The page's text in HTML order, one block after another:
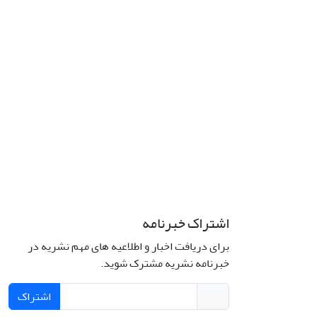
اشتراک خبرنامه
برای دریافت اخبار و اطلاعیه های مهم نشریه در
خبرنامه نشریه مشترک شوید.
اشتراک